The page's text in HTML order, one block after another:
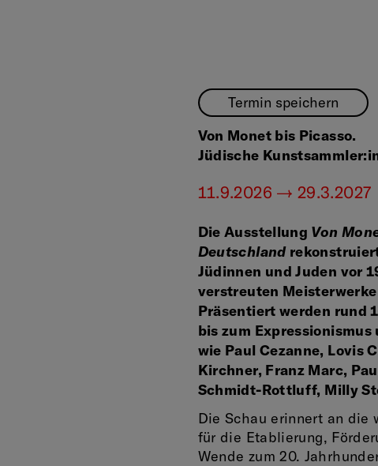
Termin speichern
Von Monet bis Picasso.
Jüdische
11.9.2026 — 29.3.2027
Die Ausstellung Von
Deutschland
Jüdinnen und Juden vor
verstreuten
Präsentiert werden rund
bis zum
wie Paul Cezanne, Lovis
Kirchner, Franz Marc,
Schmidt-Rottluff, Milly
Die Schau erinnert an die
für die Etablierung,
Wende zum 20.